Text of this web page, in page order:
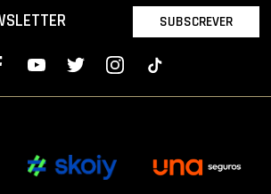
SUBSCREVER